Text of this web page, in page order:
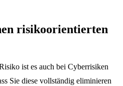
risikoorientierten
ist es auch bei Cyberrisiken
Sie diese vollständig eliminieren